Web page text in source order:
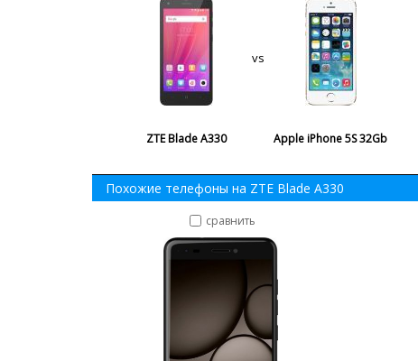
ZTE Blade A330
vs
Apple iPhone 5S 32Gb
Похожие телефоны на ZTE Blade A330
сравнить